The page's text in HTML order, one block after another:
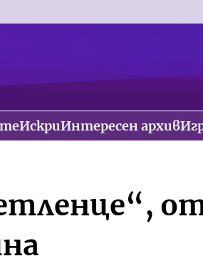
ИскриИнтересен архив
от